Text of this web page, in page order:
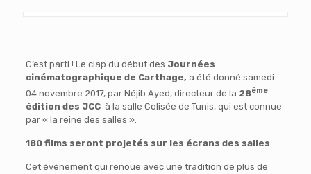
C’est parti ! Le clap du début des Journées
cinématographique de Carthage, a été donné samedi
04 novembre 2017, par Néjib Ayed, directeur de la 28ème
édition des JCCà la salle Colisée de Tunis, qui est connue
par « la reine des salles ».
180 films seront projetés sur les écrans des salles
Cet événement qui renoue avec une tradition de plus de